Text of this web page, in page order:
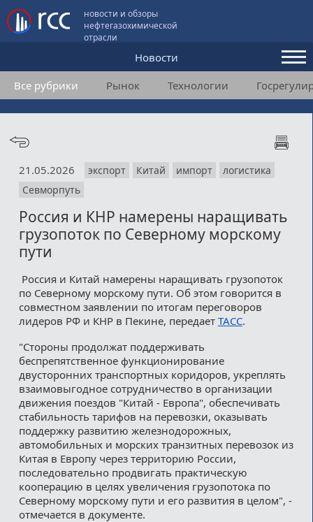
новости и обзоры
нефтегазохимической
отрасли
Новости
Аналитика и мнения
Конференции
Подписка
Пользовательское соглашение
Контакты
Все рубрики Рынок Технологии
21.05.2026 экспорт Китай импорт
логистика
Севморпуть
Россия и КНР намерены наращивать
грузопоток по Северному морскому
пути
Россия и Китай намерены наращивать грузопоток
по Северному морскому пути. Об этом говорится в
совместном заявлении по итогам переговоров
лидеров РФ и КНР в Пекине, передает ТАСС.
"Стороны продолжат поддерживать
беспрепятственное функционирование
двусторонних транспортных коридоров, укреплять
взаимовыгодное сотрудничество в организации
движения поездов "Китай - Европа", обеспечивать
стабильность тарифов на перевозки, оказывать
поддержку развитию железнодорожных,
автомобильных и морских транзитных перевозок из
Китая в Европу через территорию России,
последовательно продвигать практическую
кооперацию в целях увеличения грузопотока по
Северному морскому пути и его развития в целом", -
отмечается в документе.